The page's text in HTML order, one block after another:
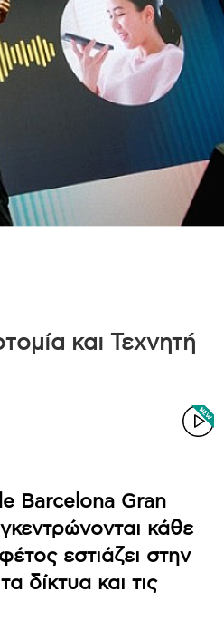
και Τεχνητή
Barcelona Gran
κάθε
εστιάζει στην
δίκτυα και τις